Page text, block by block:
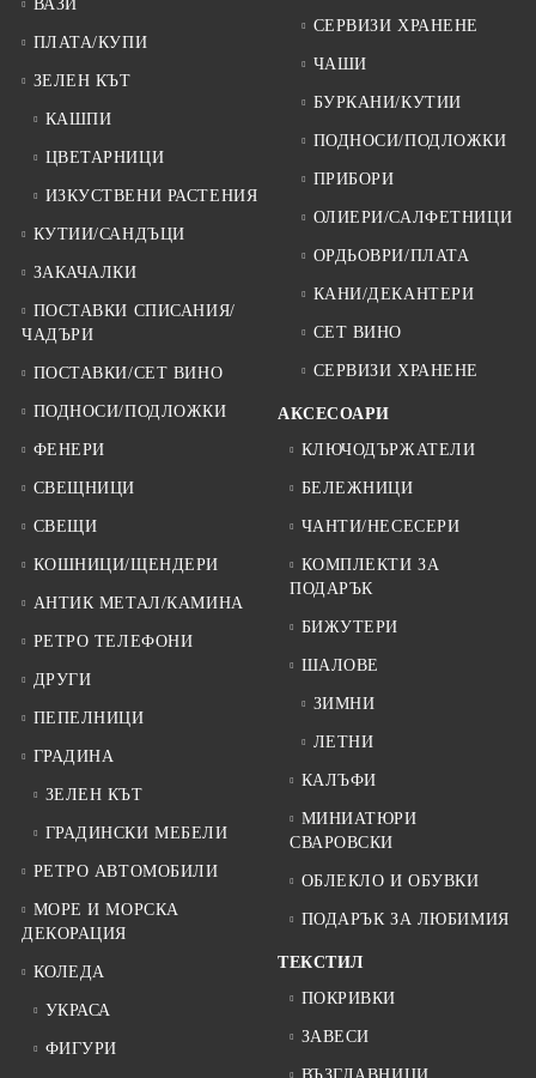
ВАЗИ
ПЛАТА/КУПИ
ЗЕЛЕН КЪТ
КАШПИ
ЦВЕТАРНИЦИ
ИЗКУСТВЕНИ РАСТЕНИЯ
КУТИИ/САНДЪЦИ
ЗАКАЧАЛКИ
ПОСТАВКИ СПИСАНИЯ/
ЧАДЪРИ
ПОСТАВКИ/СЕТ ВИНО
ПОДНОСИ/ПОДЛОЖКИ
ФЕНЕРИ
СВЕЩНИЦИ
СВЕЩИ
КОШНИЦИ/ЩЕНДЕРИ
АНТИК МЕТАЛ/КАМИНА
РЕТРО ТЕЛЕФОНИ
ДРУГИ
ПЕПЕЛНИЦИ
ГРАДИНА
ЗЕЛЕН КЪТ
ГРАДИНСКИ МЕБЕЛИ
РЕТРО АВТОМОБИЛИ
МОРЕ И МОРСКА
ДЕКОРАЦИЯ
КОЛЕДА
УКРАСА
ФИГУРИ
СЕРВИЗИ ХРАНЕНЕ
ЧАШИ
БУРКАНИ/КУТИИ
ПОДНОСИ/ПОДЛОЖКИ
ПРИБОРИ
ОЛИЕРИ/САЛФЕТНИЦИ
ОРДЬОВРИ/ПЛАТА
КАНИ/ДЕКАНТЕРИ
СЕТ ВИНО
СЕРВИЗИ ХРАНЕНЕ
АКСЕСОАРИ
КЛЮЧОДЪРЖАТЕЛИ
БЕЛЕЖНИЦИ
ЧАНТИ/НЕСЕСЕРИ
КОМПЛЕКТИ ЗА
ПОДАРЪК
БИЖУТЕРИ
ШАЛОВЕ
ЗИМНИ
ЛЕТНИ
КАЛЪФИ
МИНИАТЮРИ
СВАРОВСКИ
ОБЛЕКЛО И ОБУВКИ
ПОДАРЪК ЗА ЛЮБИМИЯ
ТЕКСТИЛ
ПОКРИВКИ
ЗАВЕСИ